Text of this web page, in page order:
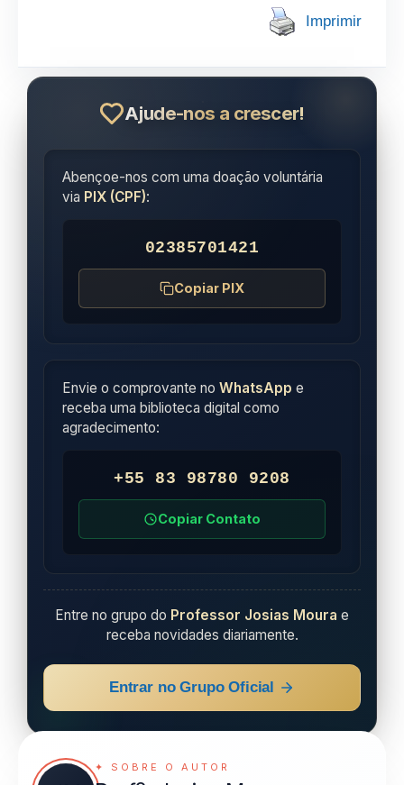
Imprimir
Ajude-nos a crescer!
Abençoe-nos com uma doação voluntária
via PIX (CPF):
02385701421
Copiar PIX
Envie o comprovante noWhatsApp e
receba uma biblioteca digital como
agradecimento:
+55 83 98780 9208
Copiar Contato
Entre no grupo do Professor Josias Moura e
receba novidades diariamente.
Entrar no Grupo Oficial
✦ SOBRE O AUTOR